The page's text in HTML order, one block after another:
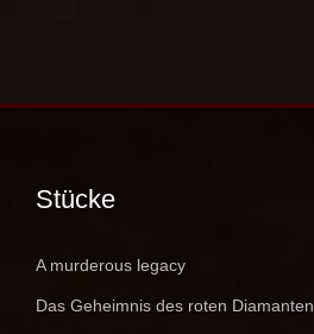
Stücke
A murderous legacy
Das Geheimnis des roten Diamanten